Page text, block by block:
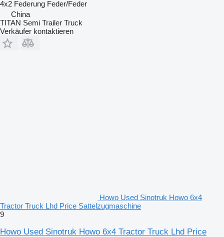
4x2 Federung Feder/Feder
China
TITAN Semi Trailer Truck
Verkäufer kontaktieren
Howo Used Sinotruk Howo 6x4
Tractor Truck Lhd Price Sattelzugmaschine
9
Howo Used Sinotruk Howo 6x4 Tractor Truck Lhd Price